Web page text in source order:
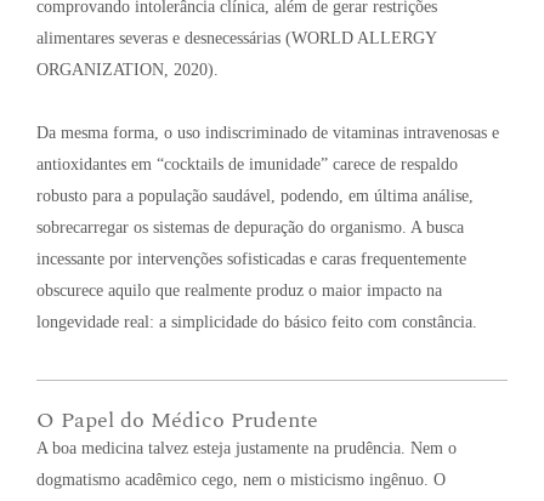
comprovando intolerância clínica, além de gerar restrições
alimentares severas e desnecessárias (WORLD ALLERGY
ORGANIZATION, 2020).
Da mesma forma, o uso indiscriminado de vitaminas intravenosas e
antioxidantes em “cocktails de imunidade” carece de respaldo
robusto para a população saudável, podendo, em última análise,
sobrecarregar os sistemas de depuração do organismo. A busca
incessante por intervenções sofisticadas e caras frequentemente
obscurece aquilo que realmente produz o maior impacto na
longevidade real: a simplicidade do básico feito com constância.
O Papel do Médico Prudente
A boa medicina talvez esteja justamente na prudência. Nem o
dogmatismo acadêmico cego, nem o misticismo ingênuo. O